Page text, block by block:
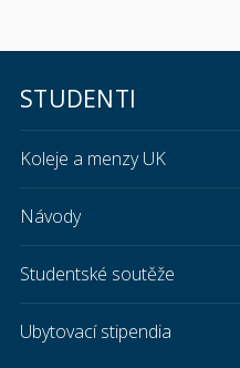
STUDENTI
Koleje a menzy UK
Návody
Studentské soutěže
Ubytovací stipendia